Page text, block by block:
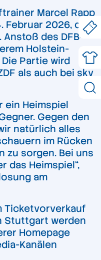
Marcel Rapp
Februar 2026, den
des DFB-
Holstein-
Partie wird
als auch bei sky
ein Heimspiel
Gegen den
natürlich alles
im Rücken
zu sorgen. Bei uns
das Heimspiel“,
am
Ticketvorverkauf
Stuttgart werden
Homepage
Kanälen